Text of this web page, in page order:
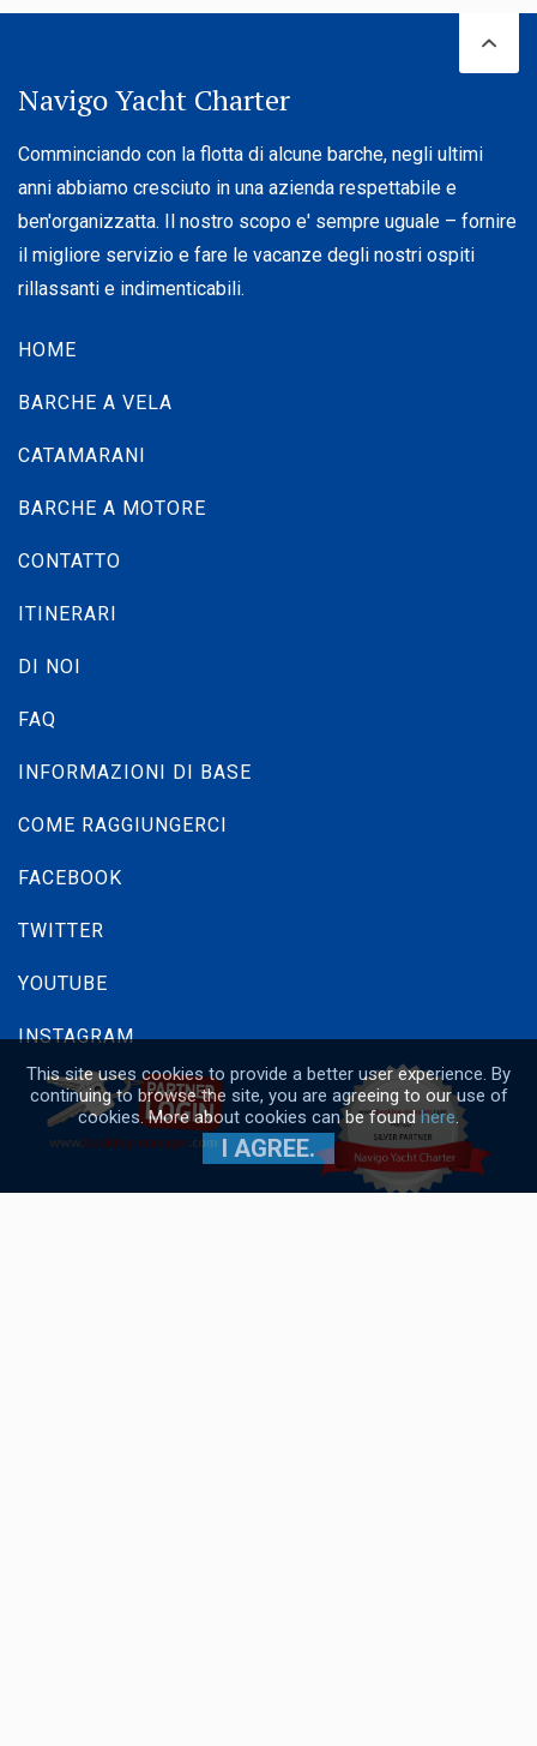
Navigo Yacht Charter
Comminciando con la flotta di alcune barche, negli ultimi
anni abbiamo cresciuto in una azienda respettabile e
ben'organizzatta. Il nostro scopo e' sempre uguale – fornire
il migliore servizio e fare le vacanze degli nostri ospiti
rillassanti e indimenticabili.
HOME
BARCHE A VELA
CATAMARANI
BARCHE A MOTORE
CONTATTO
ITINERARI
DI NOI
FAQ
INFORMAZIONI DI BASE
COME RAGGIUNGERCI
FACEBOOK
TWITTER
YOUTUBE
INSTAGRAM
This site uses cookies to provide a better user experience. By
continuing to browse the site, you are agreeing to our use of
cookies. More about cookies can be foundhere.
I AGREE.